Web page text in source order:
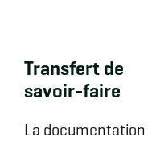
Transfert de
savoir-faire
La documentation